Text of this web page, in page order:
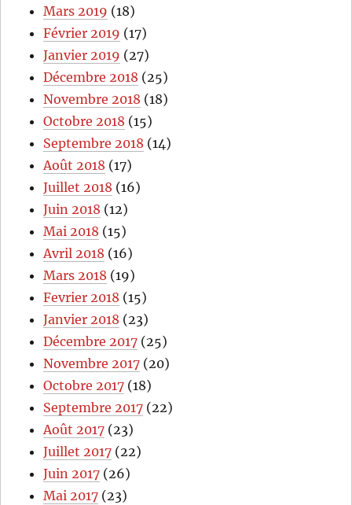
Mars 2019 (18)
Février 2019 (17)
Janvier 2019 (27)
Décembre 2018 (25)
Novembre 2018 (18)
Octobre 2018 (15)
Septembre 2018 (14)
Août 2018 (17)
Juillet 2018 (16)
Juin 2018 (12)
Mai 2018 (15)
Avril 2018 (16)
Mars 2018 (19)
Fevrier 2018 (15)
Janvier 2018 (23)
Décembre 2017 (25)
Novembre 2017 (20)
Octobre 2017 (18)
Septembre 2017 (22)
Août 2017 (23)
Juillet 2017 (22)
Juin 2017 (26)
Mai 2017 (23)